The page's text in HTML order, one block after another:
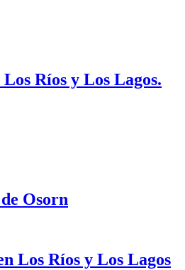
Ríos y Los Lagos.
Osorn
Los Ríos y Los Lagos